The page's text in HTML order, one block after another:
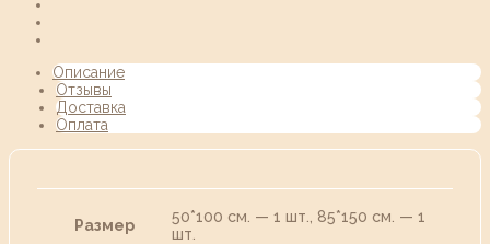
Описание
Отзывы
Доставка
Оплата
Размер
50*100 см. — 1 шт., 85*150 см. — 1
шт.